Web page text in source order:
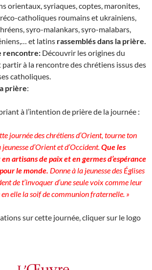
orientaux, syriaques, coptes, maronites,
catholiques roumains et ukrainiens,
syro-malankars, syro-malabars,
et latins rassemblés dans la prière.
rencontre: Découvrir les origines du
à la rencontre des chrétiens issus des
catholiques.
prière:
à l’intention de prière de la journée :
journée des chrétiens d’Orient, tourne ton
d’Orient et d’Occident.Que les
en artisans de paix eten germes d’espérance
le monde. Donne à la jeunesse des Églises
de t’invoquer d’une seule voix comme leur
en elle la soif de communion fraternelle. »
sur cette journée, cliquer sur le logo